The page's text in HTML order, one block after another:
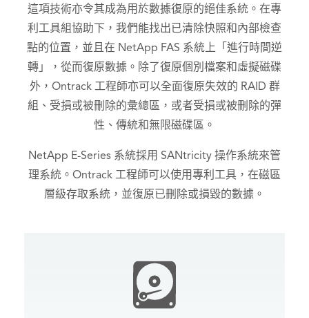
這項技術亦令其成為用於數據復原的絕佳系統。在專
利工具組協助下，我們能找出已清除快照和內部檢查
點的位置，並且在 NetApp FAS 系統上「進行時間逆
轉」，從而復原數據。除了復原個別檔案和虛擬磁碟
外，Ontrack 工程師亦可以全面復原失效的 RAID 群
組、受損或被刪除的彙總區，或者受損或被刪除的彈
性、傳統和無限磁碟區。
NetApp E-Series 系統採用 SANtricity 操作系統來管
理系統。Ontrack 工程師可以使用專利工具，在磁區
層級存取系統，並復原已刪除或損毀的數據。